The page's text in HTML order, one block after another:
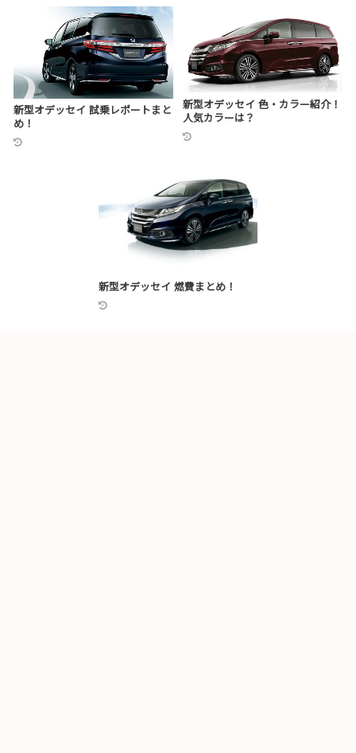
新型オデッセイ 試乗レポートまと
め！
新型オデッセイ 色・カラー紹介！
人気カラーは？
新型オデッセイ 燃費まとめ！